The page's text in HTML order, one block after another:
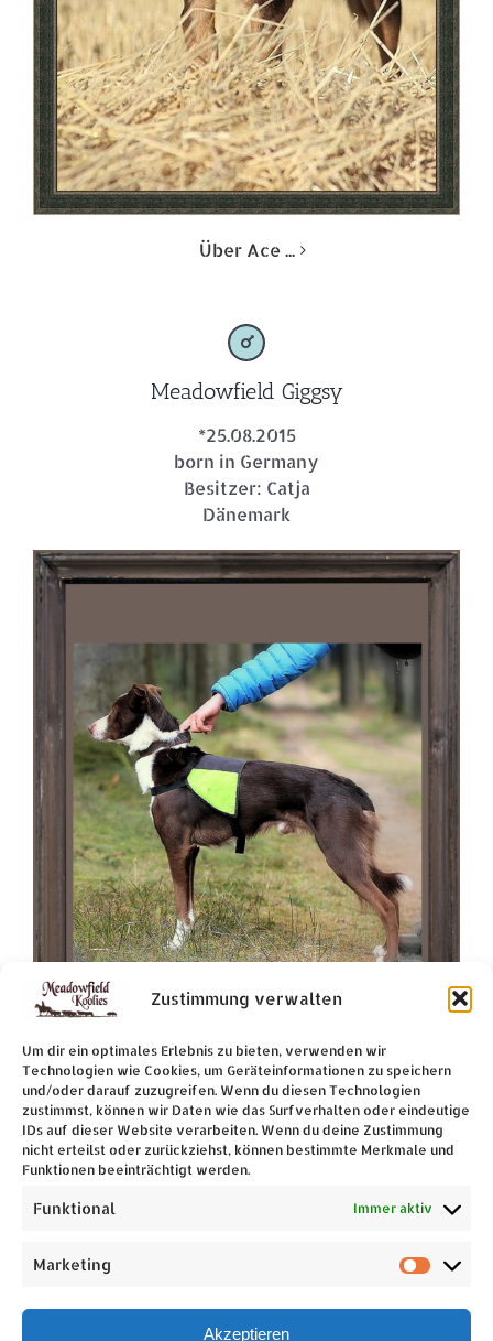
Zustimmung verwalten
Um dir ein optimales Erlebnis zu bieten, verwenden wir
Technologien wie Cookies, um Geräteinformationen zu speichern
und/oder darauf zuzugreifen. Wenn du diesen Technologien
zustimmst, können wir Daten wie das Surfverhalten oder eindeutige
IDs auf dieser Website verarbeiten. Wenn du deine Zustimmung
nicht erteilst oder zurückziehst, können bestimmte Merkmale und
Funktionen beeinträchtigt werden.
Funktional Immer aktiv
Marketing
Akzeptieren
Über Ace ...
Meadowfield Giggsy
*25.08.2015
born in Germany
Besitzer: Catja
Dänemark